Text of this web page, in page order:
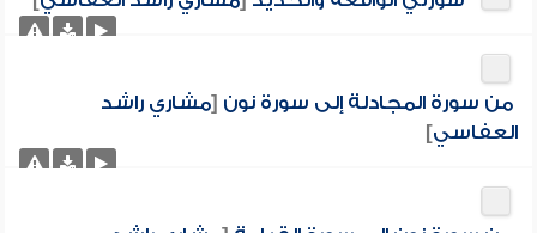
من سورة المجادلة إلى سورة نون [مشاري راشد
العفاسي]